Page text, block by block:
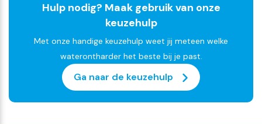
Hulp nodig? Maak gebruik van onze
keuzehulp
Met onze handige keuzehulp weet jij meteen welke
waterontharder het beste bij je past.
Ga naar de keuzehulp